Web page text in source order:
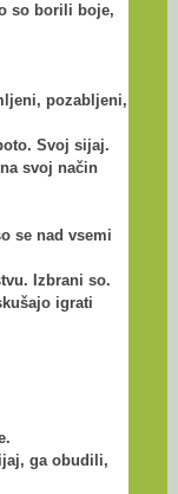
so borili boje,
pozabljeni,
Svoj sijaj.
svoj način
se nad vsemi
Izbrani so.
igrati
ga obudili,